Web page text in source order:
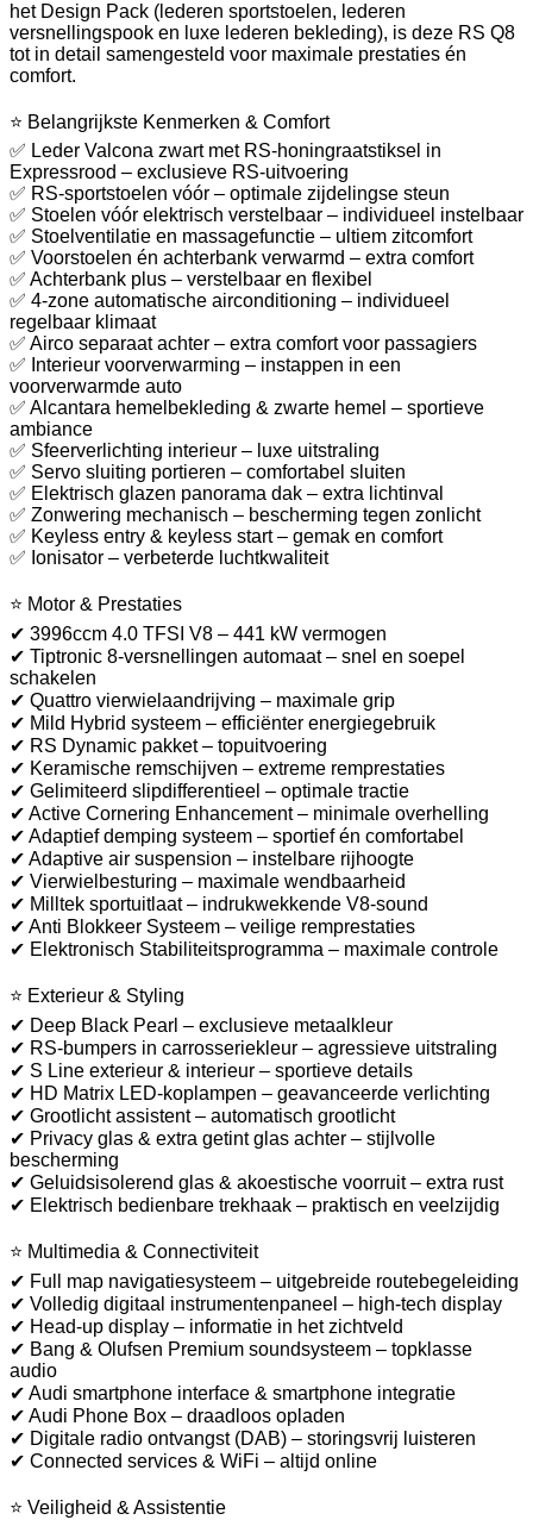
het Design Pack (lederen sportstoelen, lederen
versnellingspook en luxe lederen bekleding), is deze RS Q8
tot in detail samengesteld voor maximale prestaties én
comfort.
⭐ Belangrijkste Kenmerken & Comfort
✅ Leder Valcona zwart met RS-honingraatstiksel in
Expressrood – exclusieve RS-uitvoering
✅ RS-sportstoelen vóór – optimale zijdelingse steun
✅ Stoelen vóór elektrisch verstelbaar – individueel instelbaar
✅ Stoelventilatie en massagefunctie – ultiem zitcomfort
✅ Voorstoelen én achterbank verwarmd – extra comfort
✅ Achterbank plus – verstelbaar en flexibel
✅ 4-zone automatische airconditioning – individueel
regelbaar klimaat
✅ Airco separaat achter – extra comfort voor passagiers
✅ Interieur voorverwarming – instappen in een
voorverwarmde auto
✅ Alcantara hemelbekleding & zwarte hemel – sportieve
ambiance
✅ Sfeerverlichting interieur – luxe uitstraling
✅ Servo sluiting portieren – comfortabel sluiten
✅ Elektrisch glazen panorama dak – extra lichtinval
✅ Zonwering mechanisch – bescherming tegen zonlicht
✅ Keyless entry & keyless start – gemak en comfort
✅ Ionisator – verbeterde luchtkwaliteit
⭐ Motor & Prestaties
✔ 3996ccm 4.0 TFSI V8 – 441 kW vermogen
✔ Tiptronic 8-versnellingen automaat – snel en soepel
schakelen
✔ Quattro vierwielaandrijving – maximale grip
✔ Mild Hybrid systeem – efficiënter energiegebruik
✔ RS Dynamic pakket – topuitvoering
✔ Keramische remschijven – extreme remprestaties
✔ Gelimiteerd slipdifferentieel – optimale tractie
✔ Active Cornering Enhancement – minimale overhelling
✔ Adaptief demping systeem – sportief én comfortabel
✔ Adaptive air suspension – instelbare rijhoogte
✔ Vierwielbesturing – maximale wendbaarheid
✔ Milltek sportuitlaat – indrukwekkende V8-sound
✔ Anti Blokkeer Systeem – veilige remprestaties
✔ Elektronisch Stabiliteitsprogramma – maximale controle
⭐ Exterieur & Styling
✔ Deep Black Pearl – exclusieve metaalkleur
✔ RS-bumpers in carrosseriekleur – agressieve uitstraling
✔ S Line exterieur & interieur – sportieve details
✔ HD Matrix LED-koplampen – geavanceerde verlichting
✔ Grootlicht assistent – automatisch grootlicht
✔ Privacy glas & extra getint glas achter – stijlvolle
bescherming
✔ Geluidsisolerend glas & akoestische voorruit – extra rust
✔ Elektrisch bedienbare trekhaak – praktisch en veelzijdig
⭐ Multimedia & Connectiviteit
✔ Full map navigatiesysteem – uitgebreide routebegeleiding
✔ Volledig digitaal instrumentenpaneel – high-tech display
✔ Head-up display – informatie in het zichtveld
✔ Bang & Olufsen Premium soundsysteem – topklasse
audio
✔ Audi smartphone interface & smartphone integratie
✔ Audi Phone Box – draadloos opladen
✔ Digitale radio ontvangst (DAB) – storingsvrij luisteren
✔ Connected services & WiFi – altijd online
⭐ Veiligheid & Assistentie